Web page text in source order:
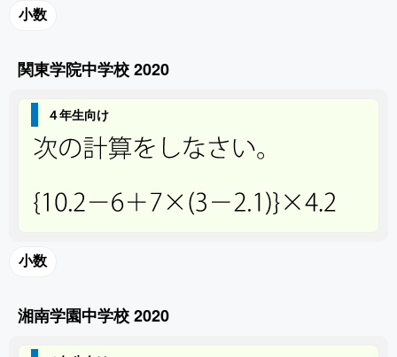
小数
関東学院中学校 2020
４年生向け
小数
湘南学園中学校 2020